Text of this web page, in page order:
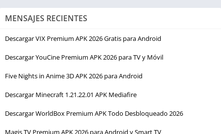
MENSAJES RECIENTES
Descargar VIX Premium APK 2026 Gratis para Android
Descargar YouCine Premium APK 2026 para TV y Móvil
Five Nights in Anime 3D APK 2026 para Android
Descargar Minecraft 1.21.22.01 APK Mediafire
Descargar WorldBox Premium APK Todo Desbloqueado 2026
Magis TV Premium APK 2026 para Android y Smart TV